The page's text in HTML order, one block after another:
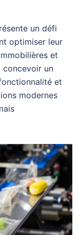
un défi
optimiser leur
et
concevoir un
et
modernes